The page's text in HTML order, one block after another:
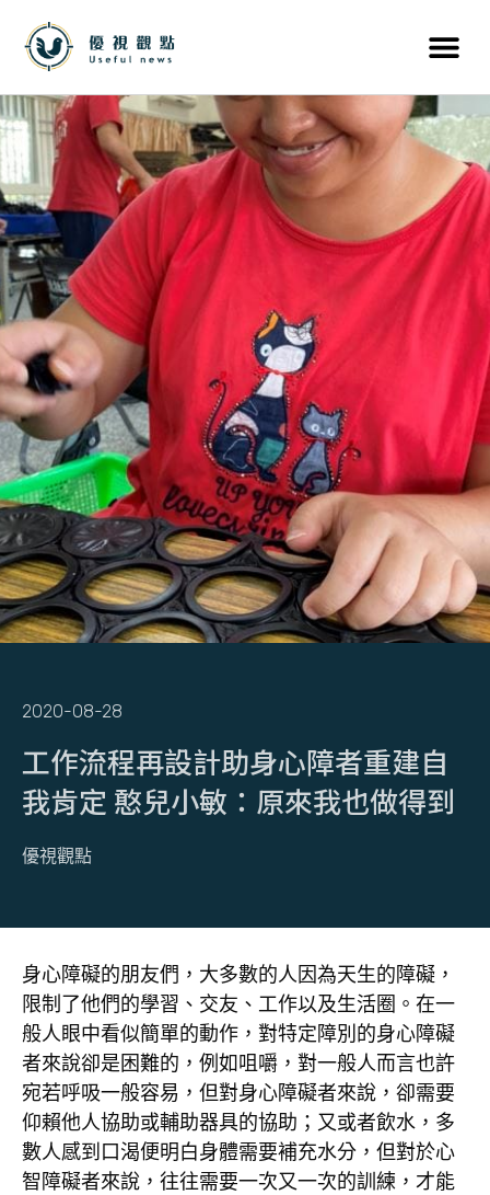
2020-08-28
工作流程再設計助身心障者重建自
我肯定 憨兒小敏：原來我也做得到
優視觀點
身心障礙的朋友們，大多數的人因為天生的障礙，
限制了他們的學習、交友、工作以及生活圈。在一
般人眼中看似簡單的動作，對特定障別的身心障礙
者來說卻是困難的，例如咀嚼，對一般人而言也許
宛若呼吸一般容易，但對身心障礙者來說，卻需要
仰賴他人協助或輔助器具的協助；又或者飲水，多
數人感到口渴便明白身體需要補充水分，但對於心
智障礙者來說，往往需要一次又一次的訓練，才能